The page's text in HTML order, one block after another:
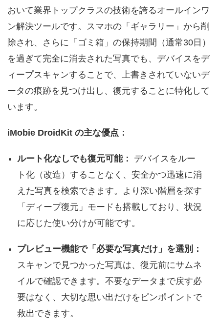
おいて業界トップクラスの技術を誇るオールインワ
ン解決ツールです。スマホの「ギャラリー」から削
除され、さらに「ゴミ箱」の保持期間（通常30日）
を過ぎて完全に消去された写真でも、デバイスをデ
ィープスキャンすることで、上書きされていないデ
ータの痕跡を見つけ出し、復元することに特化して
います。
iMobie DroidKit の主な優点：
ルート化なしでも復元可能：
デバイスをルー
ト化（改造）することなく、安全かつ迅速に消
えた写真を検索できます。より深い階層を探す
「ディープ復元」モードも搭載しており、状況
に応じた使い分けが可能です。
プレビュー機能で「必要な写真だけ」を選別：
スキャンで見つかった写真は、復元前にサムネ
イルで確認できます。不要なデータまで戻す必
要はなく、大切な思い出だけをピンポイントで
救出できます。